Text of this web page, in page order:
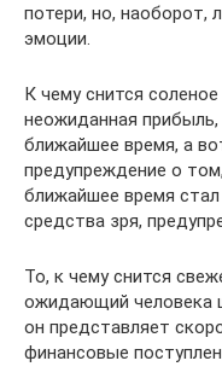
потери, но, наоборот,
эмоции.
К чему снится
неожиданная
ближайшее время, а
предупреждение о
ближайшее время
средства зря,
То, к чему снится
ожидающий человека
он представляет
финансовые